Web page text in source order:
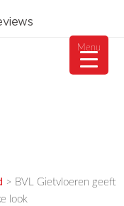
> BVL Gietvloeren geeft
look
Menu